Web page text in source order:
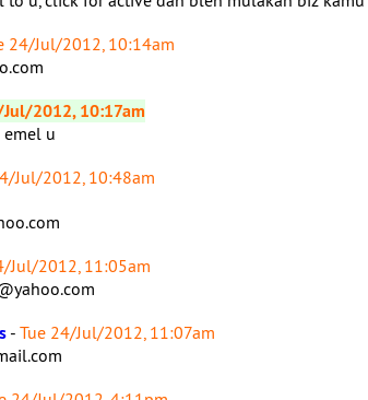
24/Jul/2012, 10:14am
2012, 10:17am
u
Jul/2012, 10:48am
Jul/2012, 11:05am
- Tue 24/Jul/2012, 11:07am